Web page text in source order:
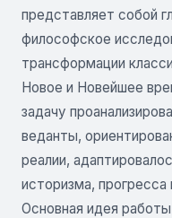
представляет собой
философское
трансформации
Новое и Новейшее
задачу
веданты,
реалии,
историзма, прогресса
Основная идея